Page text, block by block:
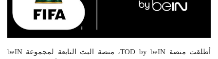
أطلقت منصة TOD by beIN، منصة البث التابعة لمجموعة beIN